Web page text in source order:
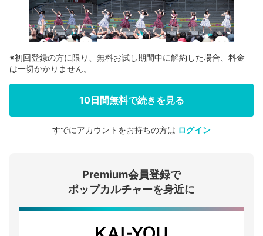
会員登録する
ログインする
※初回登録の方に限り、無料お試し期間中に解約した場合、料金
は一切かかりません。
10日間無料で続きを見る
すでにアカウントをお持ちの方は ログイン
Premium会員登録で
ポップカルチャーを身近に